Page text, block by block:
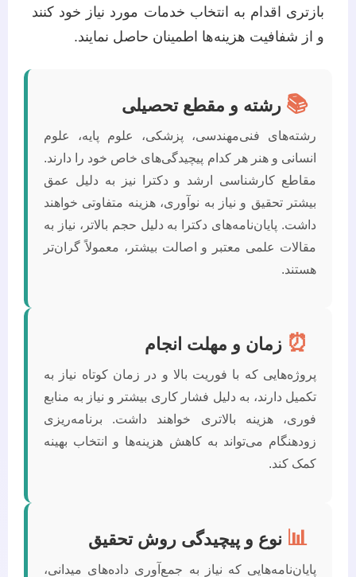
بازتری اقدام به انتخاب خدمات مورد نیاز خود کنند
و از شفافیت هزینه‌ها اطمینان حاصل نمایند.
📚 رشته و مقطع تحصیلی
رشته‌های فنی‌مهندسی، پزشکی، علوم پایه، علوم
انسانی و هنر هر کدام پیچیدگی‌های خاص خود را دارند.
مقاطع کارشناسی ارشد و دکترا نیز به دلیل عمق
بیشتر تحقیق و نیاز به نوآوری، هزینه متفاوتی خواهند
داشت. پایان‌نامه‌های دکترا به دلیل حجم بالاتر، نیاز به
مقالات علمی معتبر و اصالت بیشتر، معمولاً گران‌تر
هستند.
⏰ زمان و مهلت انجام
پروژه‌هایی که با فوریت بالا و در زمان کوتاه نیاز به
تکمیل دارند، به دلیل فشار کاری بیشتر و نیاز به منابع
فوری، هزینه بالاتری خواهند داشت. برنامه‌ریزی
زودهنگام می‌تواند به کاهش هزینه‌ها و انتخاب بهینه
کمک کند.
📊 نوع و پیچیدگی روش تحقیق
پایان‌نامه‌هایی که نیاز به جمع‌آوری داده‌های میدانی،